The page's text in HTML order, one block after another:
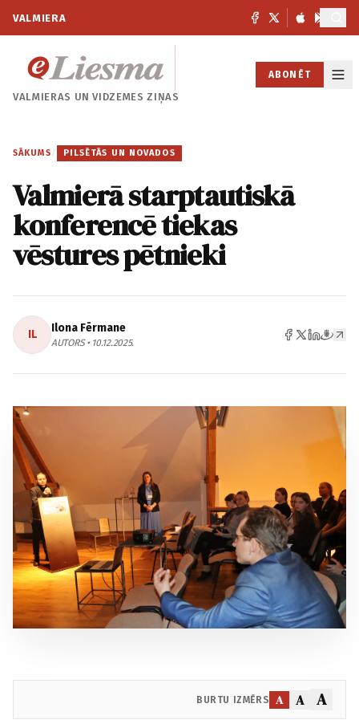
VALMIERA
VALMIERAS UNVIDZEMES ZIŅAS
ABONĒT
SĀKUMS / PILSĒTĀS UN NOVADOS
Valmierā starptautiskā
konferencē tiekas
vēstures pētnieki
IL Ilona Fērmane
AUTORS • 10.12.2025.
BURTU IZMĒRS A A A